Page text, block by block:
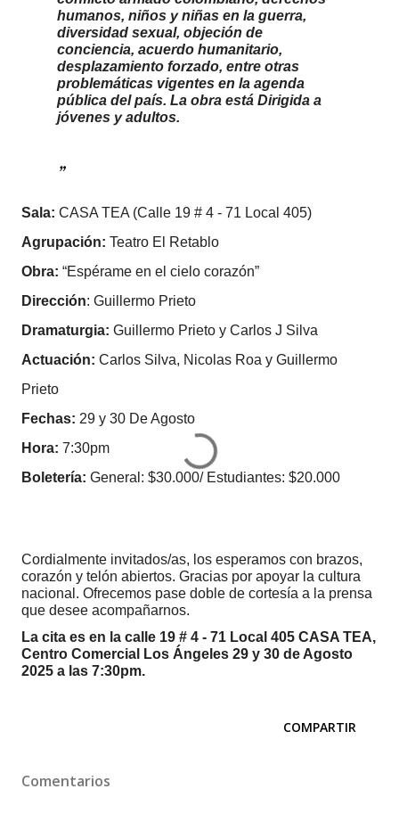
humanos, niños y niñas en la guerra,
diversidad sexual, objeción de
conciencia, acuerdo humanitario,
desplazamiento forzado, entre otras
problemáticas vigentes en la agenda
pública del país. La obra está Dirigida a
jóvenes y adultos.
Sala: CASA TEA (Calle 19 # 4 - 71 Local 405)
Agrupación: Teatro El Retablo
Obra: “Espérame en el cielo corazón”
Dirección: Guillermo Prieto
Dramaturgia: Guillermo Prieto y Carlos J Silva
Actuación: Carlos Silva, Nicolas Roa y Guillermo
Prieto
Fechas: 29 y 30 De Agosto
Hora: 7:30pm
Boletería: General: $30.000/ Estudiantes: $20.000
Cordialmente invitados/as, los esperamos con brazos,
corazón y telón abiertos. Gracias por apoyar la cultura
nacional. Ofrecemos pase doble de cortesía a la prensa
que desee acompañarnos.
La cita es en la calle 19 # 4 - 71 Local 405 CASA TEA,
Centro Comercial Los Ángeles 29 y 30 de Agosto
2025 a las 7:30pm.
COMPARTIR
Comentarios